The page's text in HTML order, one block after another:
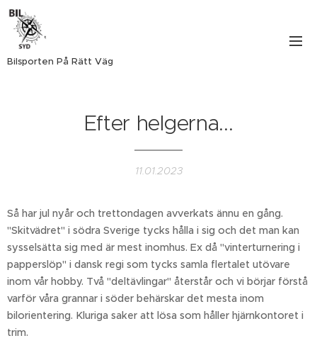
Bilsporten På Rätt Väg
Efter helgerna...
11.01.2023
Så har jul nyår och trettondagen avverkats ännu en gång.
"Skitvädret" i södra Sverige tycks hålla i sig och det man kan
sysselsätta sig med är mest inomhus. Ex då "vinterturnering i
papperslöp" i dansk regi som tycks samla flertalet utövare
inom vår hobby. Två "deltävlingar" återstår och vi börjar förstå
varför våra grannar i söder behärskar det mesta inom
bilorientering. Kluriga saker att lösa som håller hjärnkontoret i
trim.